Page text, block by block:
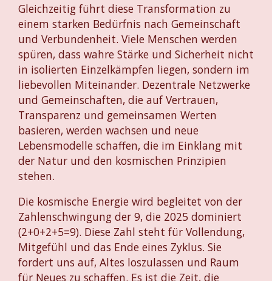
Gleichzeitig führt diese Transformation zu
einem starken Bedürfnis nach Gemeinschaft
und Verbundenheit. Viele Menschen werden
spüren, dass wahre Stärke und Sicherheit nicht
in isolierten Einzelkämpfen liegen, sondern im
liebevollen Miteinander. Dezentrale Netzwerke
und Gemeinschaften, die auf Vertrauen,
Transparenz und gemeinsamen Werten
basieren, werden wachsen und neue
Lebensmodelle schaffen, die im Einklang mit
der Natur und den kosmischen Prinzipien
stehen.
Die kosmische Energie wird begleitet von der
Zahlenschwingung der 9, die 2025 dominiert
(2+0+2+5=9). Diese Zahl steht für Vollendung,
Mitgefühl und das Ende eines Zyklus. Sie
fordert uns auf, Altes loszulassen und Raum
für Neues zu schaffen. Es ist die Zeit, die